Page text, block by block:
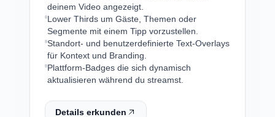
deinem Video angezeigt.
Lower Thirds um Gäste, Themen oder
Segmente mit einem Tipp vorzustellen.
Standort- und benutzerdefinierte Text-Overlays
für Kontext und Branding.
Plattform-Badges die sich dynamisch
aktualisieren während du streamst.
Details erkunden